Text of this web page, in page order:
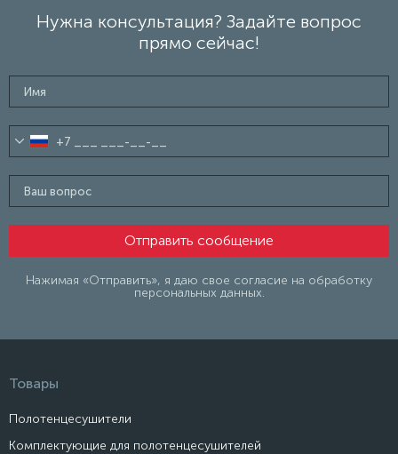
Нужна консультация? Задайте вопрос
прямо сейчас!
Нажимая «Отправить», я даю свое согласие на обработку
персональных данных.
Товары
Полотенцесушители
Комплектующие для полотенцесушителей